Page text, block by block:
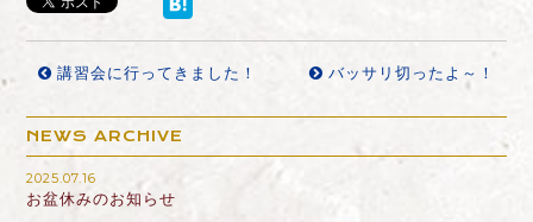
講習会に行ってきました！ バッサリ切ったよ～！
NEWS ARCHIVE
2025.07.16
お盆休みのお知らせ